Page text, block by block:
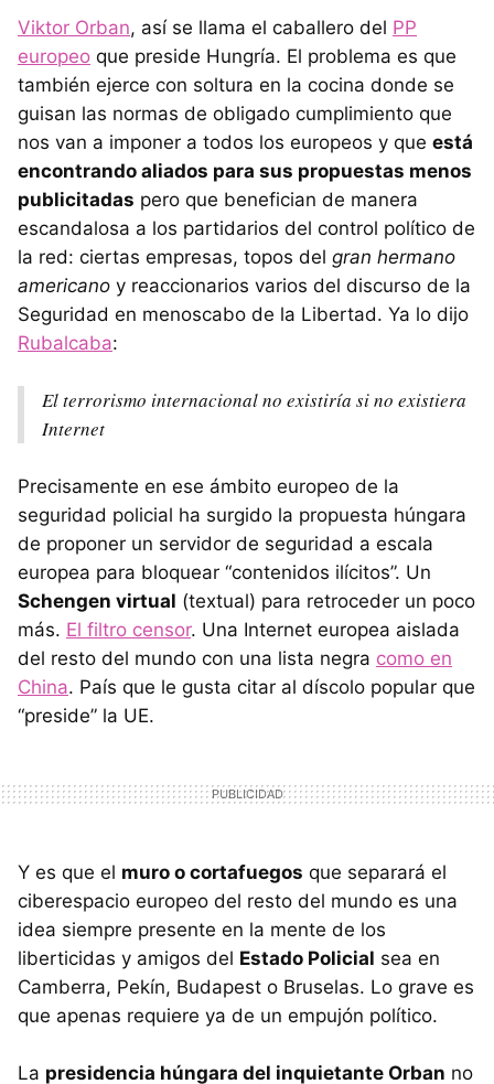
Viktor Orban, así se llama el caballero del PP
europeo que preside Hungría. El problema es que
también ejerce con soltura en la cocina donde se
guisan las normas de obligado cumplimiento que
nos van a imponer a todos los europeos y que está
encontrando aliados para sus propuestas menos
publicitadas pero que benefician de manera
escandalosa a los partidarios del control político de
la red: ciertas empresas, topos del gran hermano
americano y reaccionarios varios del discurso de la
Seguridad en menoscabo de la Libertad. Ya lo dijo
Rubalcaba:
El terrorismo internacional no existiría si no existiera
Internet
Precisamente en ese ámbito europeo de la
seguridad policial ha surgido la propuesta húngara
de proponer un servidor de seguridad a escala
europea para bloquear “contenidos ilícitos”. Un
Schengen virtual (textual) para retroceder un poco
más. El filtro censor. Una Internet europea aislada
del resto del mundo con una lista negra como en
China. País que le gusta citar al díscolo popular que
“preside” la UE.
Y es que el muro o cortafuegos que separará el
ciberespacio europeo del resto del mundo es una
idea siempre presente en la mente de los
liberticidas y amigos del Estado Policial sea en
Camberra, Pekín, Budapest o Bruselas. Lo grave es
que apenas requiere ya de un empujón político.
La presidencia húngara del inquietante Orban no